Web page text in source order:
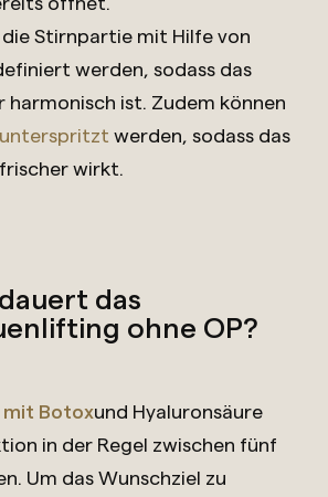
Stirnpartie mit Hilfe von
werden, sodass das
harmonisch ist. Zudem können
werden, sodass das
wirkt.
das
ohne OP?
mit Botoxund Hyaluronsäure
in der Regel zwischen fünf
Um das Wunschziel zu